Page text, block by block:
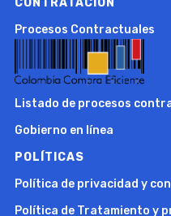
CONTRATACIÓN
Procesos Contractuales
Listado de procesos
Gobierno en línea
POLÍTICAS
Política de privacidad y
Política de Tratamiento y